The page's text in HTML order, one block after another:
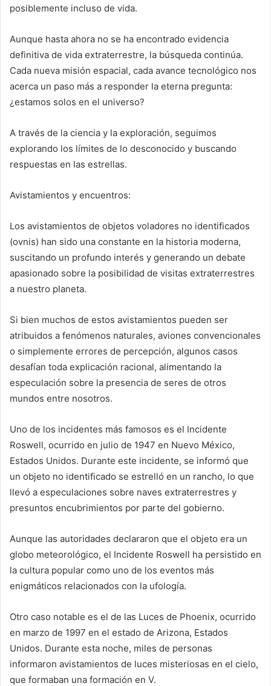
posiblemente incluso de vida.
Aunque hasta ahora no se ha encontrado evidencia
definitiva de vida extraterrestre, la búsqueda continúa.
Cada nueva misión espacial, cada avance tecnológico nos
acerca un paso más a responder la eterna pregunta:
¿estamos solos en el universo?
A través de la ciencia y la exploración, seguimos
explorando los límites de lo desconocido y buscando
respuestas en las estrellas.
Avistamientos y encuentros:
Los avistamientos de objetos voladores no identificados
(ovnis) han sido una constante en la historia moderna,
suscitando un profundo interés y generando un debate
apasionado sobre la posibilidad de visitas extraterrestres
a nuestro planeta.
Si bien muchos de estos avistamientos pueden ser
atribuidos a fenómenos naturales, aviones convencionales
o simplemente errores de percepción, algunos casos
desafían toda explicación racional, alimentando la
especulación sobre la presencia de seres de otros
mundos entre nosotros.
Uno de los incidentes más famosos es el Incidente
Roswell, ocurrido en julio de 1947 en Nuevo México,
Estados Unidos. Durante este incidente, se informó que
un objeto no identificado se estrelló en un rancho, lo que
llevó a especulaciones sobre naves extraterrestres y
presuntos encubrimientos por parte del gobierno.
Aunque las autoridades declararon que el objeto era un
globo meteorológico, el Incidente Roswell ha persistido en
la cultura popular como uno de los eventos más
enigmáticos relacionados con la ufología.
Otro caso notable es el de las Luces de Phoenix, ocurrido
en marzo de 1997 en el estado de Arizona, Estados
Unidos. Durante esta noche, miles de personas
informaron avistamientos de luces misteriosas en el cielo,
que formaban una formación en V.